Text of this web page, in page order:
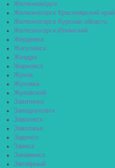
Железноводск
Железногорск Красноярский край
Железногорск Курская область
Железногорск-Илимский
Жердевка
Жигулёвск
Жиздра
Жирновск
Жуков
Жуковка
Жуковский
Завитинск
Заводоуковск
Заволжск
Заволжье
Задонск
Заинск
Закаменск
Заозёрный